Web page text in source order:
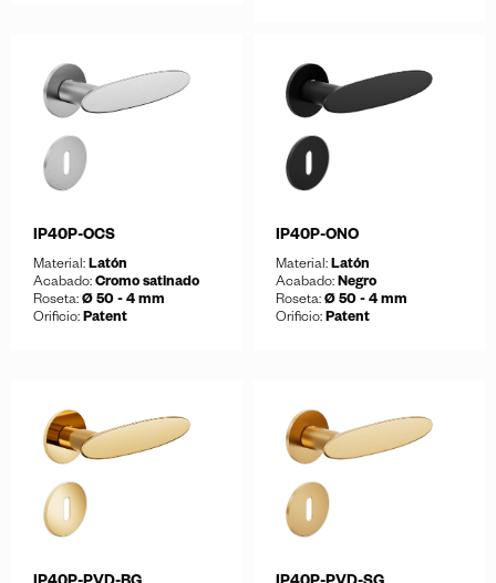
IP40P-OCS
Material: Latón
Acabado: Cromo satinado
Roseta: Ø 50 - 4 mm
Orificio: Patent
IP40P-ONO
Material: Latón
Acabado: Negro
Roseta: Ø 50 - 4 mm
Orificio: Patent